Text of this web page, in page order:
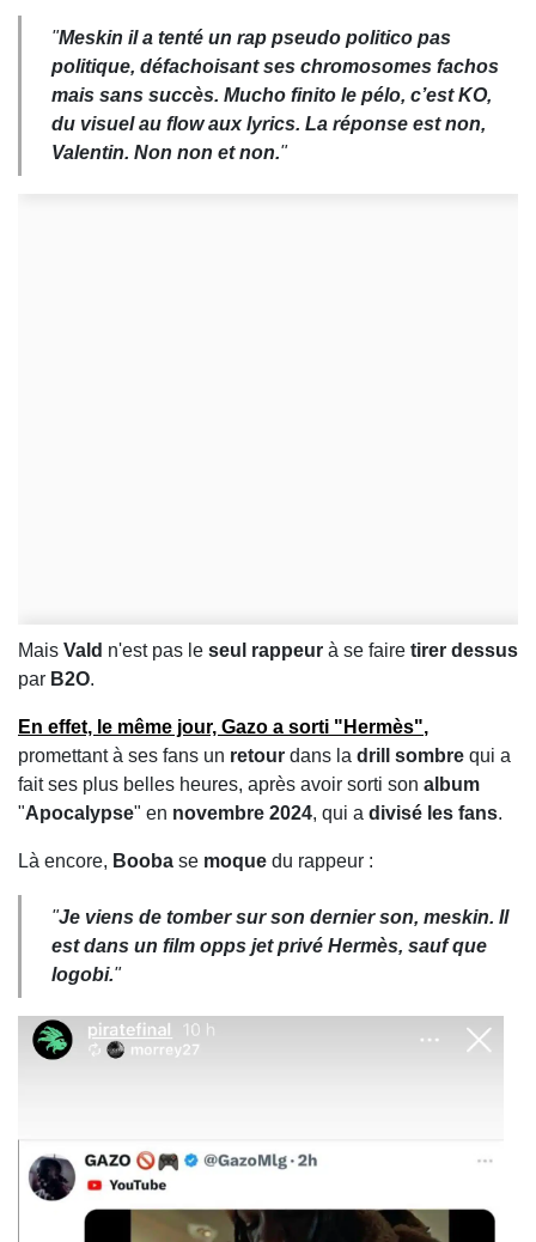
"Meskin il a tenté un rap pseudo politico pas
politique, défachoisant ses chromosomes fachos
mais sans succès. Mucho finito le pélo, c’estKO,
du visuelau flowauxlyrics. La réponse est non,
Valentin. Non non et non."
Mais Vald n'est pas le seul rappeur à se faire tirer dessus
par B2O.
En effet, le même jour, Gazo a sorti "Hermès",
promettant à ses fans un retour dans la drill sombre qui a
fait ses plus belles heures, après avoir sorti son album
"Apocalypse" en novembre 2024, qui a divisé les fans.
Là encore, Booba se moque du rappeur :
"Je viens de tomber sur son dernier son, meskin. Il
est dans un film opps jet privé Hermès, sauf que
logobi."